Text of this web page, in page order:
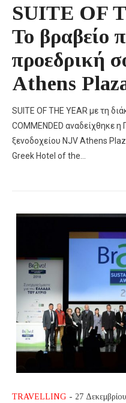
SUITE OF
Το βραβείο
προεδρική
Athens
SUITE OF THE YEAR με τη
COMMENDED αναδείχθηκε η
ξενοδοχείου NJV Athens
Greek Hotel of the…
TRAVELLING - 27